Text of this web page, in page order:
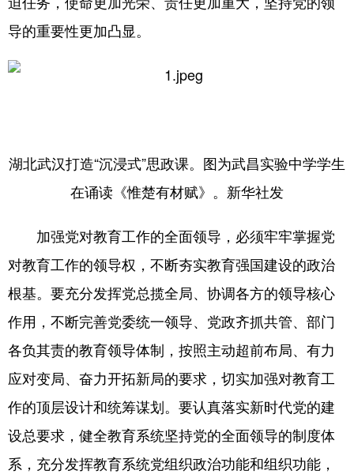
导的重要性更加凸显。
湖北武汉打造“沉浸式”思政课。图为武昌实验中学学生
在诵读《惟楚有材赋》。新华社发
加强党对教育工作的全面领导，必须牢牢掌握党
对教育工作的领导权，不断夯实教育强国建设的政治
根基。要充分发挥党总揽全局、协调各方的领导核心
作用，不断完善党委统一领导、党政齐抓共管、部门
各负其责的教育领导体制，按照主动超前布局、有力
应对变局、奋力开拓新局的要求，切实加强对教育工
作的顶层设计和统筹谋划。要认真落实新时代党的建
设总要求，健全教育系统坚持党的全面领导的制度体
系，充分发挥教育系统党组织政治功能和组织功能，